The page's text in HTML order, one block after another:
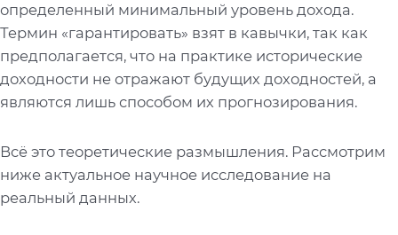
определенный минимальный уровень дохода.
Термин «гарантировать» взят в кавычки, так как
предполагается, что на практике исторические
доходности не отражают будущих доходностей, а
являются лишь способом их прогнозирования.
Всё это теоретические размышления. Рассмотрим
ниже актуальное научное исследование на
реальный данных.